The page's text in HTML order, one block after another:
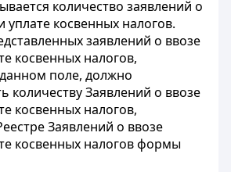
количество заявлений о
уплате косвенных налогов.
заявлений о ввозе
косвенных налогов,
поле, должно
количеству Заявлений о ввозе
косвенных налогов,
Заявлений о ввозе
косвенных налогов формы